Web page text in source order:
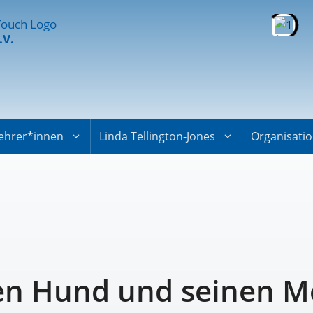
Linda Tellington-Jones
Hund und seinen